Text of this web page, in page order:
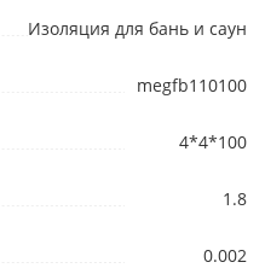
Изоляция для бань и саун
megfb110100
4*4*100
1.8
0.002